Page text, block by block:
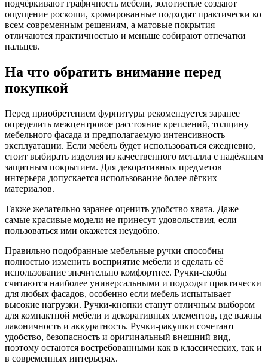
подчёркивают графичность мебели, золотистые создают
ощущение роскоши, хромированные подходят практически ко
всем современным решениям, а матовые покрытия
отличаются практичностью и меньше собирают отпечатки
пальцев.
На что обратить внимание перед
покупкой
Перед приобретением фурнитуры рекомендуется заранее
определить межцентровое расстояние креплений, толщину
мебельного фасада и предполагаемую интенсивность
эксплуатации. Если мебель будет использоваться ежедневно,
стоит выбирать изделия из качественного металла с надёжным
защитным покрытием. Для декоративных предметов
интерьера допускается использование более лёгких
материалов.
Также желательно заранее оценить удобство хвата. Даже
самые красивые модели не принесут удовольствия, если
пользоваться ими окажется неудобно.
Правильно подобранные мебельные ручки способны
полностью изменить восприятие мебели и сделать её
использование значительно комфортнее. Ручки-скобы
считаются наиболее универсальными и подходят практически
для любых фасадов, особенно если мебель испытывает
высокие нагрузки. Ручки-кнопки станут отличным выбором
для компактной мебели и декоративных элементов, где важны
лаконичность и аккуратность. Ручки-ракушки сочетают
удобство, безопасность и оригинальный внешний вид,
поэтому остаются востребованными как в классических, так и
в современных интерьерах.